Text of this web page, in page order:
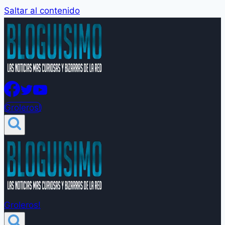
Saltar al contenido
Groleros!
Groleros!